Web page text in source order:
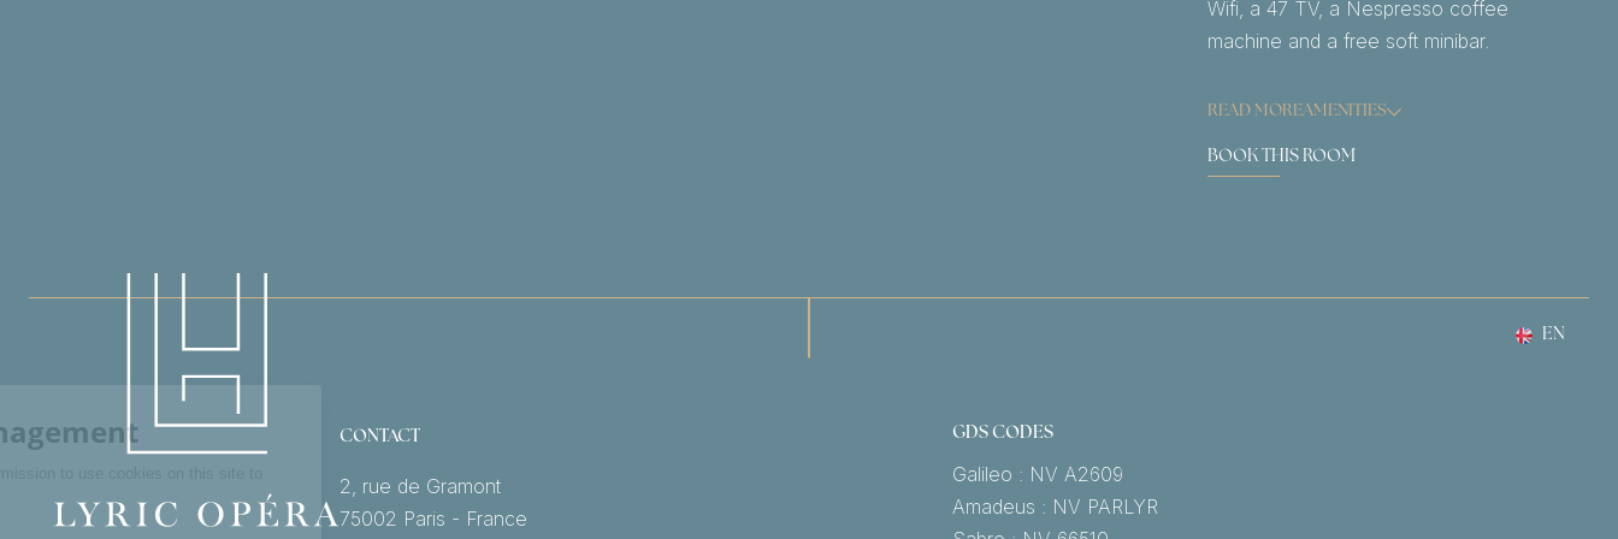
Wifi, a 47 TV, a Nespresso coffee
machine and a free soft minibar.
READ MOREAMENITIES
BOOK THIS ROOM
EN
CONTACT
2, rue de Gramont
75002 Paris - France
GDS CODES
Galileo : NV A2609
Amadeus : NV PARLYR